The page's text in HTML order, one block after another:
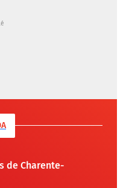
de Charente-